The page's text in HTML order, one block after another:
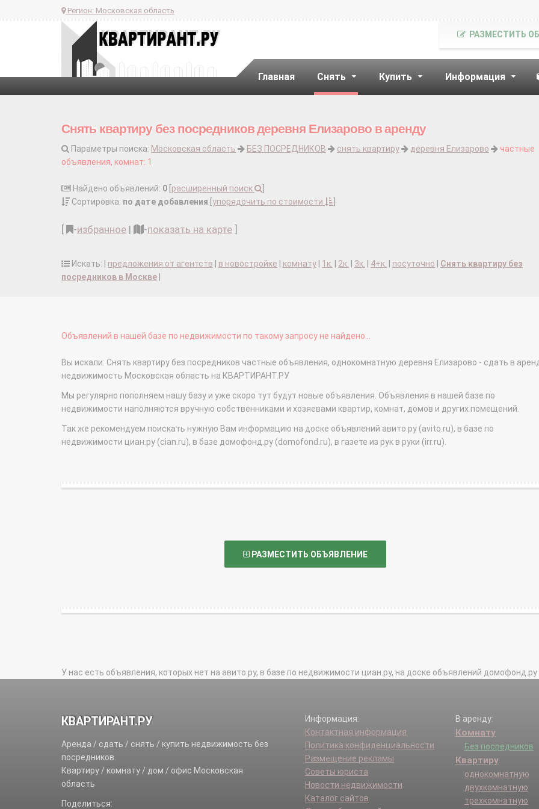
Регион: Московская область
Главная Снять Купить Информация
РАЗМЕСТИТЬ
Снять квартиру без посредников деревня Елизарово в аренду
Параметры поиска: Московская область БЕЗ ПОСРЕДНИКОВ снять квартиру деревня Елизарово
частные
объявления, комнат: 1
Найдено объявлений: 0 расширенный поиск
Сортировка: по дате добавления упорядочить по стоимости
-избранное | -показать на карте
Искать: | предложения от агентств в новостройке комнату 1к. 2к. 3к. 4+к. посуточно
Снять квартиру без
посредников в Москве
Объявлений в нашей базе по недвижимости по такому запросу не найдено...
Вы искали: Снять квартиру без посредников частные объявления, однокомнатную деревня Елизарово - сдать в
недвижимость Московская область на КВАРТИРАНТ.РУ
Мы регулярно пополняем нашу базу и уже скоро тут будут новые объявления. Объявления в нашей базе по
недвижимости наполняются вручную собственниками и хозяевами квартир, комнат, домов и других помещений.
Так же рекомендуем поискать нужную Вам информацию на доске объявлений авито.ру (avito.ru), в базе по
недвижимости циан.ру (cian.ru), в базе домофонд.ру (domofond.ru), в газете из рук в руки (irr.ru).
РАЗМЕСТИТЬ ОБЪЯВЛЕНИЕ
У нас есть объявления, которых нет на авито.ру, в базе по недвижимости циан.ру, на доске объявлений домофонд.ру
КВАРТИРАНТ.РУ
Аренда / сдать / снять / купить недвижимость без
посредников.
Квартиру / комнату / дом / офис Московская
область
Поделиться:
Информация:
Контактная информация
Политика конфиденциальности
Размещение рекламы
Советы юриста
Новости недвижимости
Каталог сайтов
В аренду:
Комнату
Без посредников
Квартиру
однокомнатную
двухкомнатную
трехкомнатную